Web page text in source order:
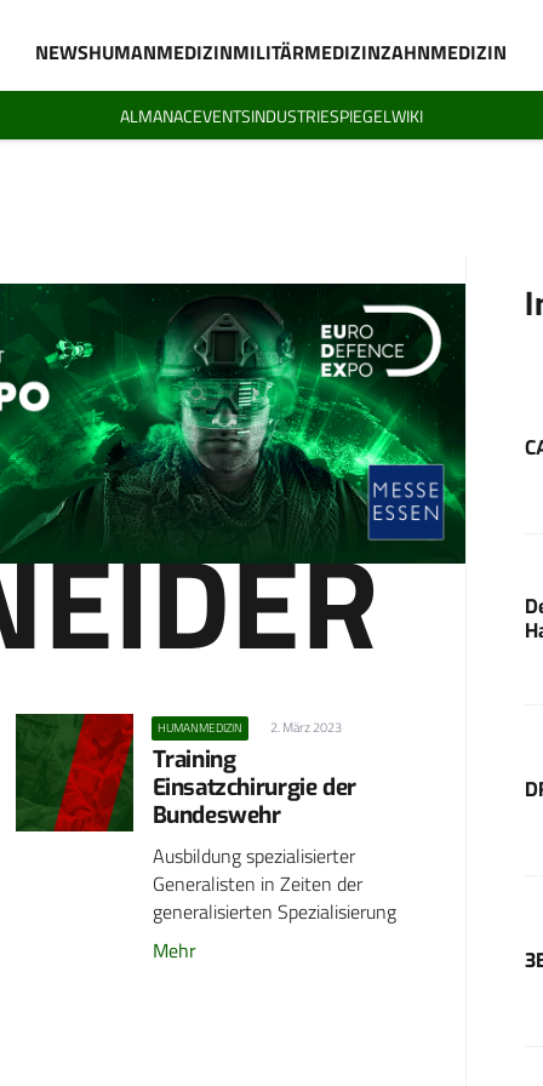
NEWSHUMANMEDIZINMILITÄRMEDIZINZAHNMEDIZIN
ALMANACEVENTSINDUSTRIESPIEGELWIKI
HUMANMEDIZIN 2. März 2023
Training
Einsatzchirurgie der
Bundeswehr
Ausbildung spezialisierter
Generalisten in Zeiten der
generalisierten Spezialisierung
Mehr